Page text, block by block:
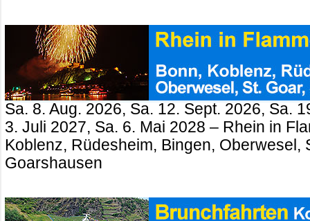
Sa. 8. Aug. 2026, Sa. 12. Sept. 2026, Sa.
3. Juli 2027, Sa. 6. Mai 2028 – Rhein in
Koblenz, Rüdesheim, Bingen, Oberwesel,
Goarshausen